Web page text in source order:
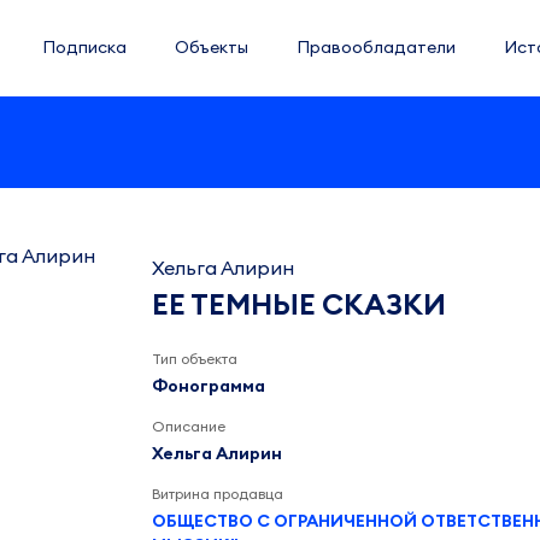
Подписка Объекты Правообладатели
Хельга Алирин
ЕЕ ТЕМНЫЕ СКАЗКИ
Тип объекта
Фонограмма
Описание
Хельга Алирин
Витрина продавца
ОБЩЕСТВО С ОГРАНИЧЕННОЙ